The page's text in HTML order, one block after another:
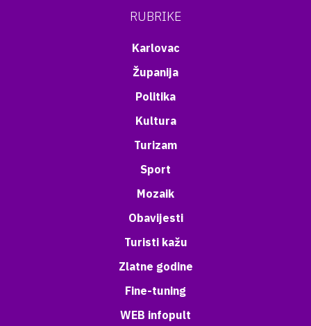
RUBRIKE
Karlovac
Županija
Politika
Kultura
Turizam
Sport
Mozaik
Obavijesti
Turisti kažu
Zlatne godine
Fine-tuning
WEB infopult